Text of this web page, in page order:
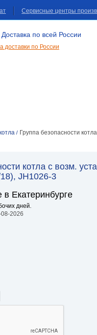
Сервисные центры
Доставка по всей России
/ Группа безопасности
котла с возм.
JH1026-3
Екатеринбурге
дней.
2026